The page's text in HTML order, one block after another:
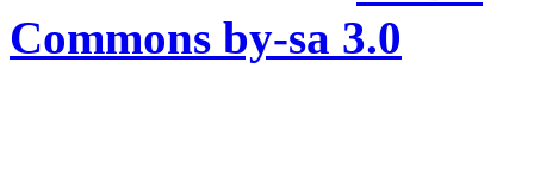
Commons by-sa 3.0